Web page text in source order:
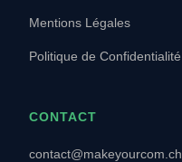
Mentions Légales
Politique de Confidentialité
CONTACT
contact@makeyourcom.ch